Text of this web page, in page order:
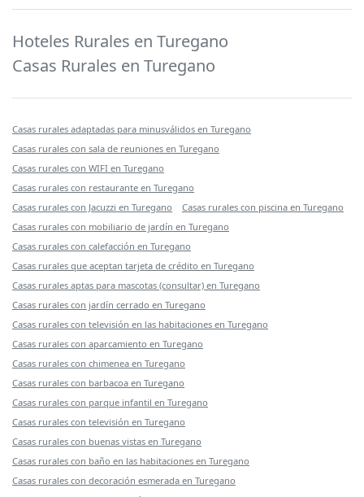
Hoteles Rurales en Turegano
Casas Rurales en Turegano
Casas rurales adaptadas para minusválidos en Turegano
Casas rurales con sala de reuniones en Turegano
Casas rurales con WIFI en Turegano
Casas rurales con restaurante en Turegano
Casas rurales con Jacuzzi en Turegano
Casas rurales con piscina en Turegano
Casas rurales con mobiliario de jardín en Turegano
Casas rurales con calefacción en Turegano
Casas rurales que aceptan tarjeta de crédito en Turegano
Casas rurales aptas para mascotas (consultar) en Turegano
Casas rurales con jardín cerrado en Turegano
Casas rurales con televisión en las habitaciones en Turegano
Casas rurales con aparcamiento en Turegano
Casas rurales con chimenea en Turegano
Casas rurales con barbacoa en Turegano
Casas rurales con parque infantil en Turegano
Casas rurales con televisión en Turegano
Casas rurales con buenas vistas en Turegano
Casas rurales con baño en las habitaciones en Turegano
Casas rurales con decoración esmerada en Turegano